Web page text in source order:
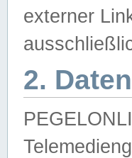
externer
2.